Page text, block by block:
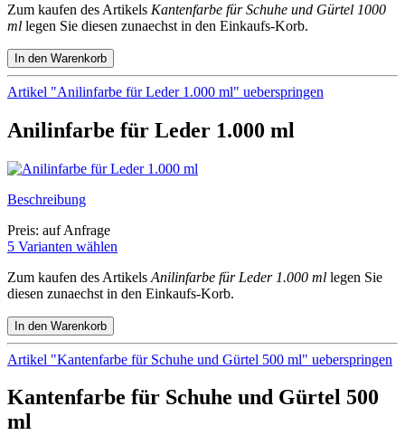
Zum kaufen des Artikels Kantenfarbe für Schuhe und Gürtel 1000
ml legen Sie diesen zunaechst in den Einkaufs-Korb.
Artikel "Anilinfarbe für Leder 1.000 ml" ueberspringen
Anilinfarbe für Leder 1.000 ml
Beschreibung
Preis: auf Anfrage
5 Varianten wählen
Zum kaufen des Artikels Anilinfarbe für Leder 1.000 ml legen Sie
diesen zunaechst in den Einkaufs-Korb.
Artikel "Kantenfarbe für Schuhe und Gürtel 500 ml" ueberspringen
Kantenfarbe für Schuhe und Gürtel 500
ml